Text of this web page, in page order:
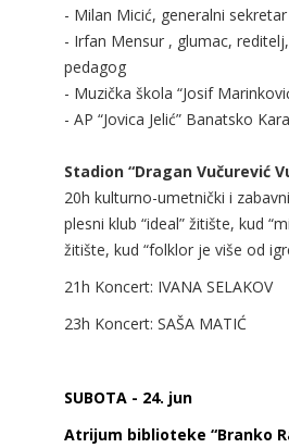
- Milan Micić, generalni
- Irfan Mensur , glumac,
pedagog
- Muzička škola “Josif
- AP “Jovica Jelić” Banatsko
Stadion “Dragan Vučurević
20h kulturno-umetnički i
plesni klub “ideal” žitište, kud
žitište, kud “folklor je više od
21h Koncert: IVANA SELAKOV
23h Koncert: SAŠA MATIĆ
SUBOTA - 24. jun
Atrijum biblioteke “Branko